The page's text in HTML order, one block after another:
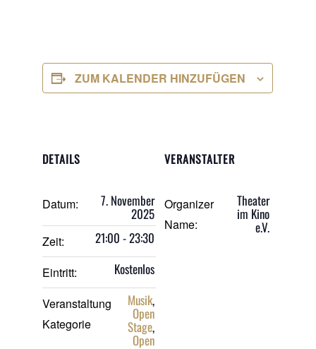
ZUM KALENDER HINZUFÜGEN
DETAILS
Datum: 7. November
2025
Zeit: 21:00 - 23:30
Eintritt: Kostenlos
Veranstaltung
Kategorie
Musik,
Open
Stage,
Open
VERANSTALTER
Organizer
Name:
Theater
im Kino
e.V.